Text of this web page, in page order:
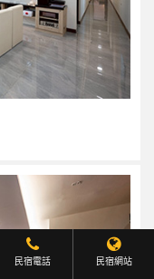
民宿電話 民宿網站
Facebook聯繫